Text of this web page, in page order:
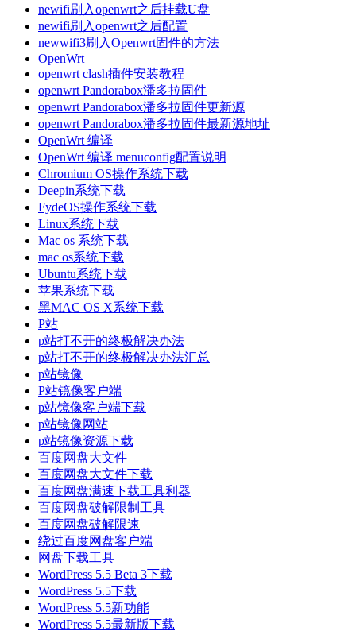
newifi刷入openwrt之后挂载U盘
newifi刷入openwrt之后配置
newwifi3刷入Openwrt固件的方法
OpenWrt
openwrt clash插件安装教程
openwrt Pandorabox潘多拉固件
openwrt Pandorabox潘多拉固件更新源
openwrt Pandorabox潘多拉固件最新源地址
OpenWrt 编译
OpenWrt 编译 menuconfig配置说明
Chromium OS操作系统下载
Deepin系统下载
FydeOS操作系统下载
Linux系统下载
Mac os 系统下载
mac os系统下载
Ubuntu系统下载
苹果系统下载
黑MAC OS X系统下载
P站
p站打不开的终极解决办法
p站打不开的终极解决办法汇总
p站镜像
P站镜像客户端
p站镜像客户端下载
p站镜像网站
p站镜像资源下载
百度网盘大文件
百度网盘大文件下载
百度网盘满速下载工具利器
百度网盘破解限制工具
百度网盘破解限速
绕过百度网盘客户端
网盘下载工具
WordPress 5.5 Beta 3下载
WordPress 5.5下载
WordPress 5.5新功能
WordPress 5.5最新版下载